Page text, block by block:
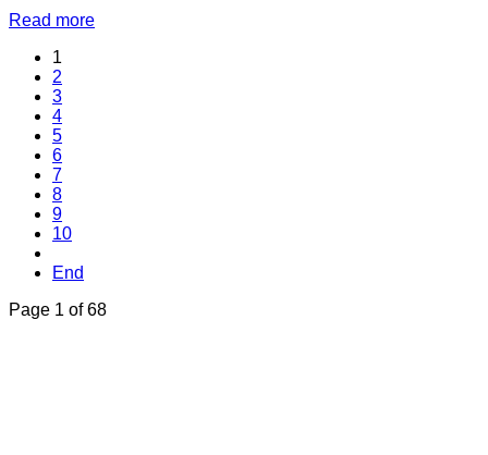
Read more
1
2
3
4
5
6
7
8
9
10
End
Page 1 of 68